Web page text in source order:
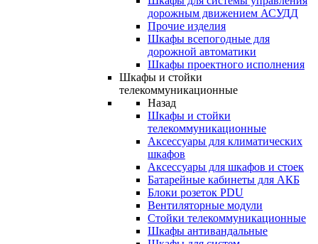
дорожным движением АСУДД
Прочие изделия
Шкафы всепогодные для
дорожной автоматики
Шкафы проектного исполнения
Шкафы и стойки
телекоммуникационные
Назад
Шкафы и стойки
телекоммуникационные
Аксессуары для климатических
шкафов
Аксессуары для шкафов и стоек
Батарейные кабинеты для АКБ
Блоки розеток PDU
Вентиляторные модули
Стойки телекоммуникационные
Шкафы антивандальные